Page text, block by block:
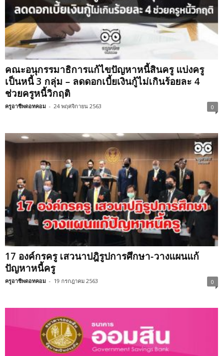
คณะอนุกรรมาธิการแก้ไขปัญหาหนี้สินครู แบ่งครู
เป็นหนี้ 3 กลุ่ม – ลดดอกเบี้ยเงินกู้ไม่เกินร้อยละ 4
ช่วยครูหนี้วิกฤติ
ครูอาชีพดอทคอม - 24 พฤศจิกายน 2563 0
17 องค์กรครู เสวนาปฎิรูปการศึกษา-วางแผนแก้
ปัญหาหนี้ครู
ครูอาชีพดอทคอม - 19 กรกฎาคม 2563 0